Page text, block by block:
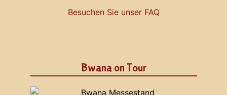
Besuchen Sie unser FAQ
Bwana on Tour